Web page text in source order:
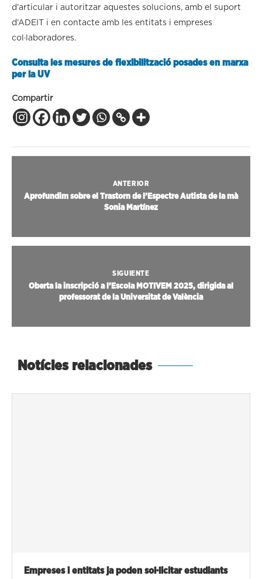
d’articular i autoritzar aquestes solucions, amb el suport
d’ADEIT i en contacte amb les entitats i empreses
col·laboradores.
Consulta les mesures de flexibilització posades en marxa
per la UV
Compartir
ANTERIOR
Aprofundim sobre el Trastorn de l’Espectre Autista de la mà
Sonia Martínez
SIGUIENTE
Oberta la inscripció a l’Escola MOTIVEM 2025, dirigida al
professorat de la Universitat de València
Notícies relacionades
Empreses i entitats ja poden sol·licitar estudiants